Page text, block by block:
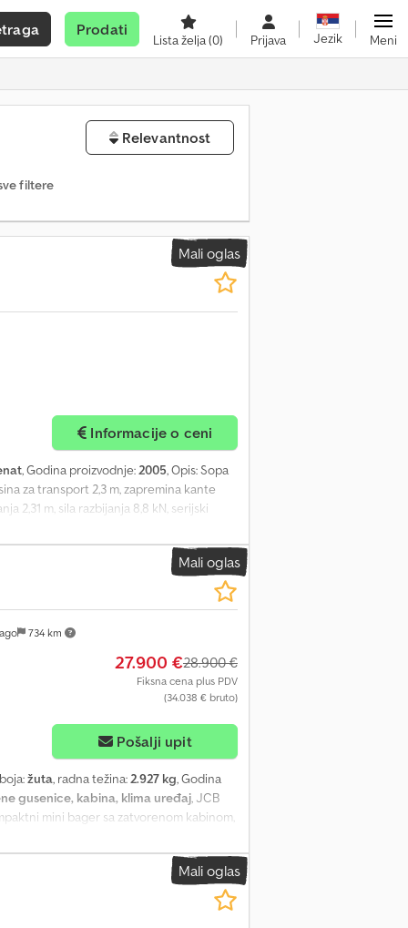
Prodati
Lista želja(0) Prijava Jezik Meni
Relevantnost
filtere
Mali oglas
Informacije o ceni
, Godina proizvodnje:2005, Opis: Sopa
za transport 2,3 m, zapremina kante
2,31 m, sila razbijanja 8,8 kN, serijski
0,778 l, broj obrtaja pri
Mali oglas
734 km
27.900 €28.900 €
Fiksna cena plus PDV
(34.038 € bruto)
Pošalji upit
žuta, radna težina:2.927 kg, Godina
gusenice, kabina, klima uređaj, JCB
mini bager sa zatvorenom kabinom,
nivelaciona daska, brzozač, dodatne
iskopne kašike. PERKINS motor od
Mali oglas